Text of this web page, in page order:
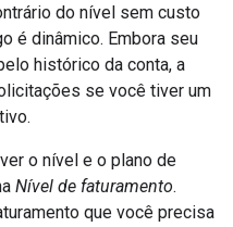
do nível sem custo
é dinâmico. Embora seu
histórico da conta, a
se você tiver um
o nível e o plano de
Nível de faturamento.
que você precisa